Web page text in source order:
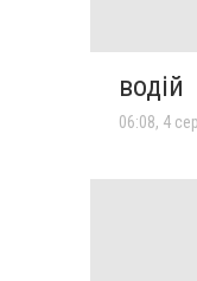
водій
06:08, 4